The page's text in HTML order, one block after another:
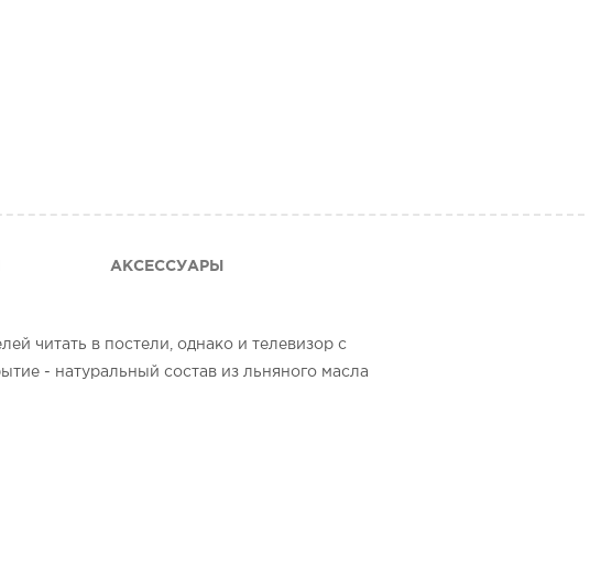
АКСЕССУАРЫ
читать в постели, однако и телевизор с
- натуральный состав из льняного масла